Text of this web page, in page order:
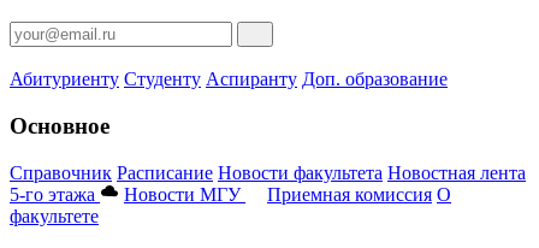
Абитуриенту Студенту Аспиранту Доп. образование
Основное
Справочник Расписание Новости факультета Новостная лента
5-го этажа
Новости МГУ Приемная комиссия О
факультете